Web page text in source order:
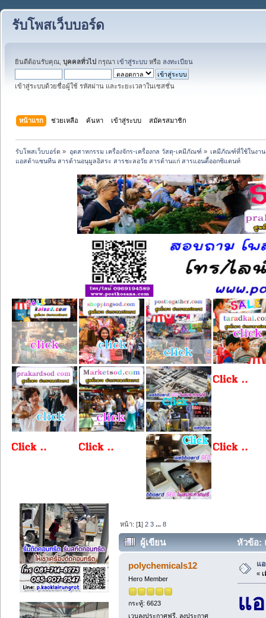
รับโพสเว็บบอร์ด
ยินดีต้อนรับคุณ, บุคคลทั่วไป กรุณา เข้าสู่ระบบ หรือ ลงทะเบียน
เข้าสู่ระบบด้วยชื่อผู้ใช้ รหัสผ่าน และระยะเวลาในเซสชั่น
หน้าแรก ช่วยเหลือ ค้นหา เข้าสู่ระบบ สมัครสมาชิก
รับโพสเว็บบอร์ด » อุตสาหกรรม เครื่องจักร-เครื่องกล วัสดุ-เคมีภัณฑ์ » เคมีภัณฑ์ที่ใช้ในงา
แอสต้าแซนทีน สารต้านอนุมูลอิสระ สารชะลอวัย สารต้านแก่ สารแอนตี้ออกซิแดนท์
หน้า: [1]2 3 ...8
ผู้เขียน หัวข้อ:
polychemicals12
Hero Member
กระทู้: 6623
เวบลงประกาศฟรี, ลงประกาศ
แ
«
แ